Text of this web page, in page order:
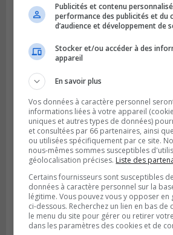
BOUCHERVILLE
Publié le 27 juillet 2026 à 19h58
Metro prend les moyens
personnel cadre
Publicités et contenu
performance des publicités et du
d’audience et développement de
Stocker et/ou accéder à des
appareil
En savoir plus
Vos données à caractère personnel
informations liées à votre appareil
uniques et autres types de données)
et consultées par 66 partenaires, ainsi
ou utilisées spécifiquement par ce site.
nous-mêmes sommes susceptibles
géolocalisation précises. Liste des
Certains fournisseurs sont susceptibles
données à caractère personnel sur la
légitime. Vous pouvez vous y opposer
ci-dessous. Recherchez un lien en bas de
le menu du site pour gérer ou retirer
dans les paramètres des cookies et de